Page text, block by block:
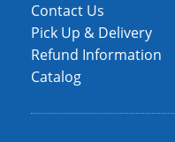
Contact Us
Pick Up & Delivery
Refund Information
Catalog